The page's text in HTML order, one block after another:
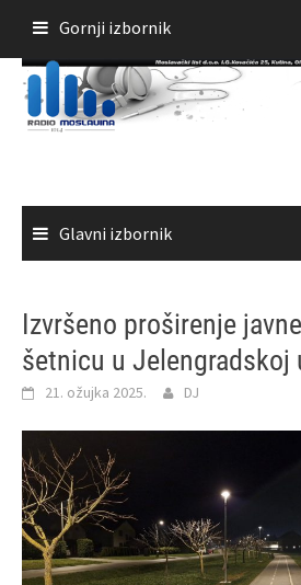
sadržaja
Gornji izbornik
Glavni izbornik
Izvršeno proširenje
šetnicu u Jelengradskoj
21. ožujka 2025. DJ